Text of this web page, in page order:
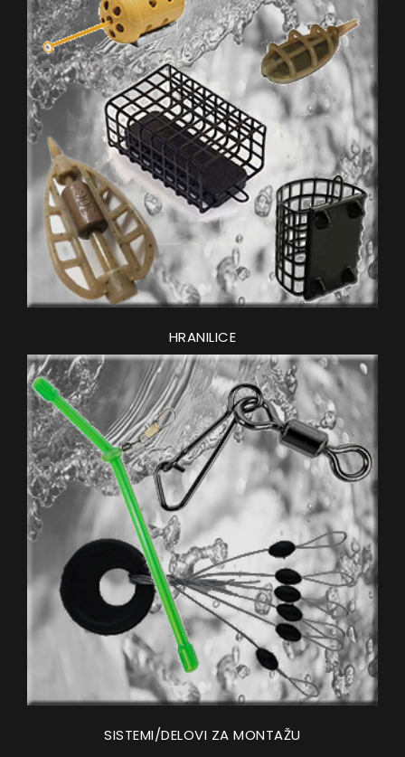
HRANILICE
SISTEMI/DELOVI ZA MONTAŽU